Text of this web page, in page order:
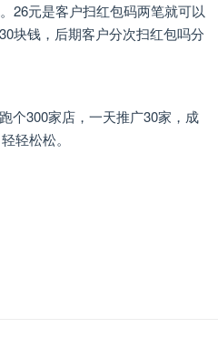
26元是客户扫红包码两笔就可以
块钱，后期客户分次扫红包吗分
个300家店，一天推广30家，成
轻松松。